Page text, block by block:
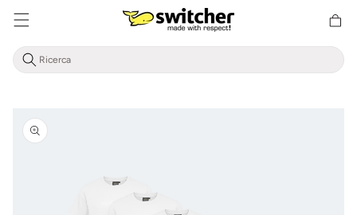
Direttamente
al contenuto
della
informazioni
sul prodotto